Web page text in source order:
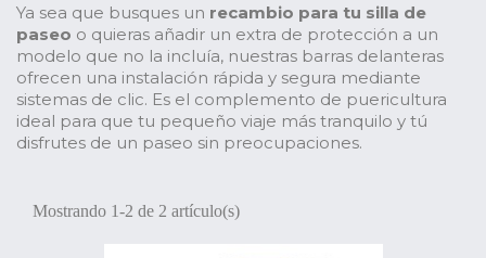
Ya sea que busques un recambio para tu silla de
paseo o quieras añadir un extra de protección a un
modelo que no la incluía, nuestras barras delanteras
ofrecen una instalación rápida y segura mediante
sistemas de clic. Es el complemento de puericultura
ideal para que tu pequeño viaje más tranquilo y tú
disfrutes de un paseo sin preocupaciones.
Mostrando 1-2 de 2 artículo(s)